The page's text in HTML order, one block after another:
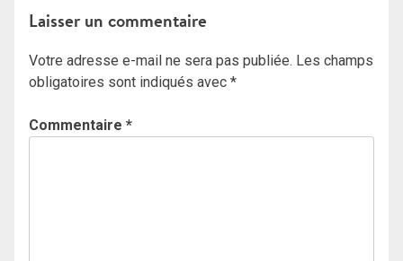
Laisser un commentaire
Votre adresse e-mail ne sera pas publiée. Les champs
obligatoires sont indiqués avec *
Commentaire *